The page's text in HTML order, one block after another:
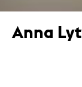
Anna